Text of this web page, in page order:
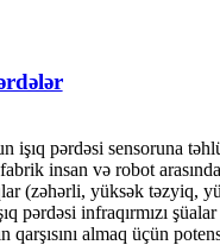
işıq pərdəsi sensoruna
insan və robot
(zəhərli, yüksək təzyiq,
pərdəsi infraqırmızı
qarşısını almaq üçün